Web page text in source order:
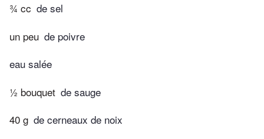
¾ cc de sel
un peu de poivre
eau salée
½ bouquet de sauge
40 g de cerneaux de noix